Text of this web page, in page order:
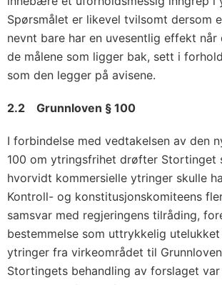
Spørsmålet er likevel tvilsomt dersom
nevnt bare har en uvesentlig effekt når
de målene som ligger bak, sett i
som den legger på avisene.
2.2 Grunnloven § 100
I forbindelse med vedtakelsen av den
100 om ytringsfrihet drøfter Stortinget
hvorvidt kommersielle ytringer skulle
Kontroll- og konstitusjonskomiteens
samsvar med regjeringens tilråding,
bestemmelse som uttrykkelig
ytringer fra virkeområdet til
Stortingets behandling av forslaget